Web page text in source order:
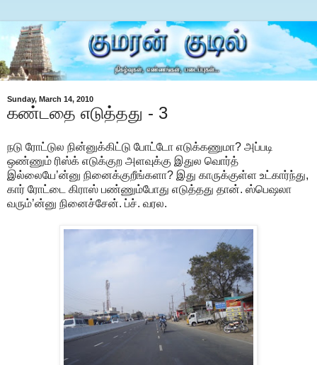
Sunday, March 14, 2010
கண்டதை எடுத்தது - 3
நடு ரோட்டுல நின்னுக்கிட்டு போட்டோ எடுக்கணுமா? அப்படி
ஒண்ணும் ரிஸ்க் எடுக்குற அளவுக்கு இதுல வொர்த்
இல்லையே’ன்னு நினைக்குறீங்களா? இது காருக்குள்ள உட்கார்ந்து,
கார் ரோட்டை கிராஸ் பண்ணும்போது எடுத்தது தான். ஸ்பெஷலா
வரும்’ன்னு நினைச்சேன். ப்ச். வரல.